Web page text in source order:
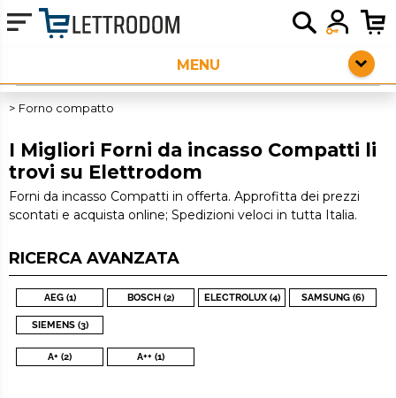
HOME PAGE
ELETTRODOMESTICI LIBERA INSTALLAZIONE
PICCOLI ELETTRODOMESTICI
AUDIO
SERVIZI AGGIUNTIVI
OUTLET
Forno compatto
I Migliori Forni da incasso Compatti li
trovi su Elettrodom
Forni da incasso Compatti in offerta. Approfitta dei prezzi
scontati e acquista online; Spedizioni veloci in tutta Italia.
RICERCA AVANZATA
AEG (1) BOSCH (2) ELECTROLUX (4) SAMSUNG (6)
SIEMENS (3)
A+ (2) A++ (1)